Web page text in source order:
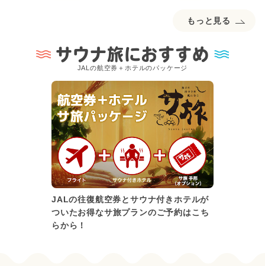
もっと見る
サウナ旅におすすめ
JALの航空券＋ホテルのパッケージ
JALの往復航空券とサウナ付きホテルが
ついたお得なサ旅プランのご予約はこち
らから！